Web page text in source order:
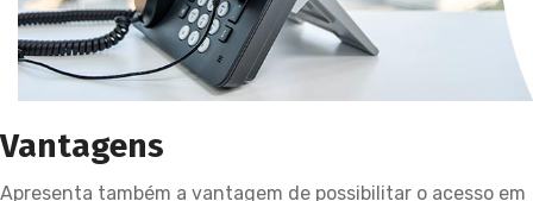
Vantagens
Apresenta também a vantagem de possibilitar o acesso em